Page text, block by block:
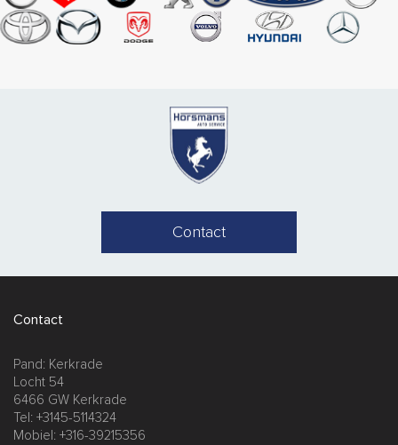
Contact
Contact
Pand: Kerkrade
Locht 54
6466 GW Kerkrade
Tel: +3145-5114324
Mobiel: +316-39215356